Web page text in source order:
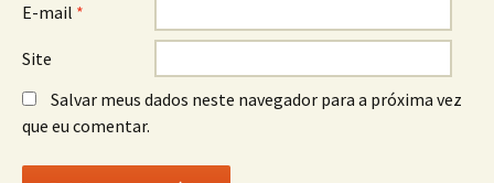
E-mail *
Site
Salvar meus dados neste navegador para a próxima vez
que eu comentar.